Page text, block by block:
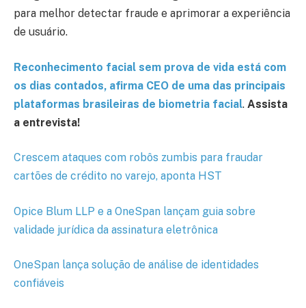
para melhor detectar fraude e aprimorar a experiência
de usuário.
Reconhecimento facial sem prova de vida está com
os dias contados, afirma CEO de uma das principais
plataformas brasileiras de biometria facial. Assista
a entrevista!
Crescem ataques com robôs zumbis para fraudar
cartões de crédito no varejo, aponta HST
Opice Blum LLP e a OneSpan lançam guia sobre
validade jurídica da assinatura eletrônica
OneSpan lança solução de análise de identidades
confiáveis